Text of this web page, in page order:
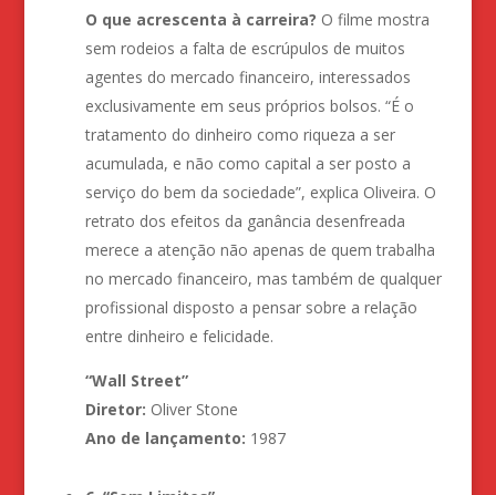
O que acrescenta à carreira? O filme mostra
sem rodeios a falta de escrúpulos de muitos
agentes do mercado financeiro, interessados
exclusivamente em seus próprios bolsos. “É o
tratamento do dinheiro como riqueza a ser
acumulada, e não como capital a ser posto a
serviço do bem da sociedade”, explica Oliveira. O
retrato dos efeitos da ganância desenfreada
merece a atenção não apenas de quem trabalha
no mercado financeiro, mas também de qualquer
profissional disposto a pensar sobre a relação
entre dinheiro e felicidade.
“Wall Street”
Diretor: Oliver Stone
Ano de lançamento: 1987